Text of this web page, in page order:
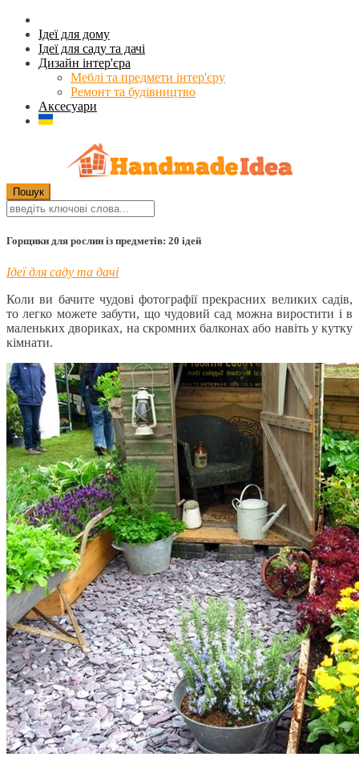
Ідеї для дому
Ідеї для саду та дачі
Дизайн інтер'єра
Меблі та предмети інтер'єру
Ремонт та будівництво
Аксесуари
Горщики для рослин із предметів: 20 ідей
Ідеї для саду та дачі
Коли ви бачите чудові фотографії прекрасних великих садів,
то легко можете забути, що чудовий сад можна виростити і в
маленьких двориках, на скромних балконах або навіть у кутку
кімнати.